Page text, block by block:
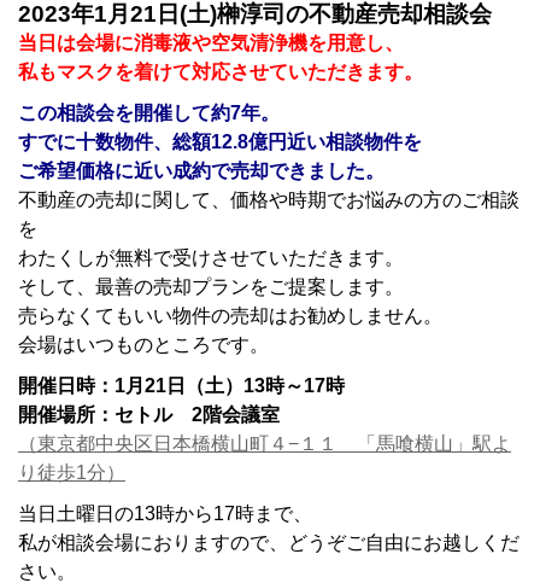
2023年1月21日(土)榊淳司の不動産売却相談会
当日は会場に消毒液や空気清浄機を用意し、
私もマスクを着けて対応させていただきます。
この相談会を開催して約7年。
すでに十数物件、総額12.8億円近い相談物件を
ご希望価格に近い成約で売却できました。
不動産の売却に関して、価格や時期でお悩みの方のご相談
を
わたくしが無料で受けさせていただきます。
そして、最善の売却プランをご提案します。
売らなくてもいい物件の売却はお勧めしません。
会場はいつものところです。
開催日時：1月21日（土）13時～17時
開催場所：セトル 2階会議室
（東京都中央区日本橋横山町４−１１ 「馬喰横山」駅よ
り徒歩1分）
当日土曜日の13時から17時まで、
私が相談会場におりますので、どうぞご自由にお越しくだ
さい。